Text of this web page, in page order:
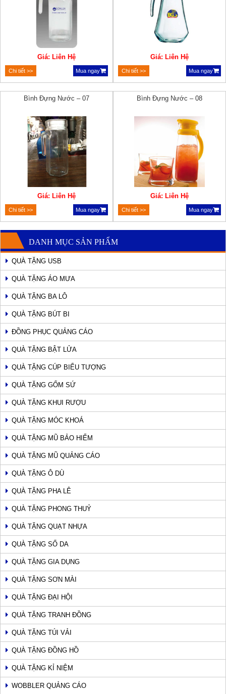
Giá: Liên Hệ
Chi tiết >> Mua ngay
Giá: Liên Hệ
Chi tiết >> Mua ngay
Bình Đựng Nước – 07
Giá: Liên Hệ
Chi tiết >> Mua ngay
Bình Đựng Nước – 08
Giá: Liên Hệ
Chi tiết >> Mua ngay
DANH MỤC SẢN PHẨM
QUÀ TẶNG USB
QUÀ TẶNG ÁO MƯA
QUÀ TẶNG BA LÔ
QUÀ TẶNG BÚT BI
ĐỒNG PHỤC QUẢNG CÁO
QUÀ TẶNG BẬT LỬA
QUÀ TẶNG CÚP BIỂU TƯỢNG
QUÀ TẶNG GỐM SỨ
QUÀ TẶNG KHUI RƯỢU
QUÀ TẶNG MÓC KHOÁ
QUÀ TẶNG MŨ BẢO HIỂM
QUÀ TẶNG MŨ QUẢNG CÁO
QUÀ TẶNG Ô DÙ
QUÀ TẶNG PHA LÊ
QUÀ TẶNG PHONG THUỶ
QUÀ TẶNG QUẠT NHỰA
QUÀ TẶNG SỔ DA
QUÀ TẶNG GIA DỤNG
QUÀ TẶNG SƠN MÀI
QUÀ TẶNG ĐẠI HỘI
QUÀ TẶNG TRANH ĐỒNG
QUÀ TẶNG TÚI VẢI
QUÀ TẶNG ĐỒNG HỒ
QUÀ TẶNG KỈ NIỆM
WOBBLER QUẢNG CÁO